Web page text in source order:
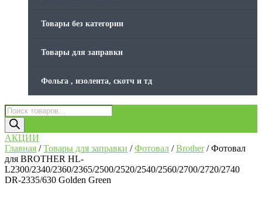
Товары без категории
Товары для заправки
Фольга , изолента, скотч и тд
Поиск
товаров
АКЦИИ
Главная /Товары для заправки /Фотовал /Brother/ Фотовал
для BROTHER HL-
L2300/2340/2360/2365/2500/2520/2540/2560/2700/2720/2740
DR-2335/630 Golden Green